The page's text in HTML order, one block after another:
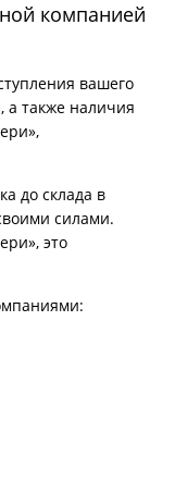
компанией
вашего
а также наличия
до склада в
силами.
это